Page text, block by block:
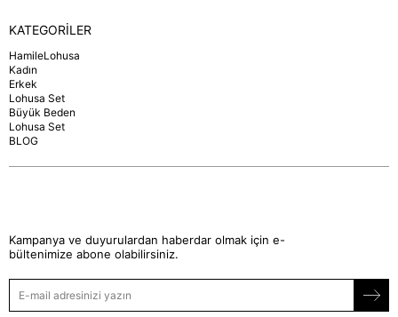
KATEGORİLER
HamileLohusa
Kadın
Erkek
Lohusa Set
Büyük Beden
Lohusa Set
BLOG
Kampanya ve duyurulardan haberdar olmak için e-
bültenimize abone olabilirsiniz.